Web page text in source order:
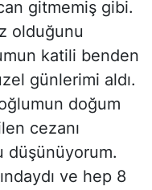
gitmemiş gibi.
olduğunu
katili benden
günlerimi aldı.
doğum
cezanı
düşünüyorum.
ve hep 8